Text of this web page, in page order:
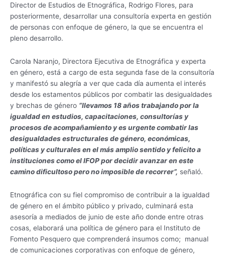
Director de Estudios de Etnográfica, Rodrigo Flores, para
posteriormente, desarrollar una consultoría experta en gestión
de personas con enfoque de género, la que se encuentra el
pleno desarrollo.
Carola Naranjo, Directora Ejecutiva de Etnográfica y experta
en género, está a cargo de esta segunda fase de la consultoría
y manifestó su alegría a ver que cada día aumenta el interés
desde los estamentos públicos por combatir las desigualdades
y brechas de género “llevamos 18 años trabajando por la
igualdad en estudios, capacitaciones, consultorías y
procesos de acompañamiento y es urgente combatir las
desigualdades estructurales de género, económicas,
políticas y culturales en el más amplio sentido y felicito a
instituciones como el IFOP por decidir avanzar en este
camino dificultoso pero no imposible de recorrer”, señaló.
Etnográfica con su fiel compromiso de contribuir a la igualdad
de género en el ámbito público y privado, culminará esta
asesoría a mediados de junio de este año donde entre otras
cosas, elaborará una política de género para el Instituto de
Fomento Pesquero que comprenderá insumos como; manual
de comunicaciones corporativas con enfoque de género,